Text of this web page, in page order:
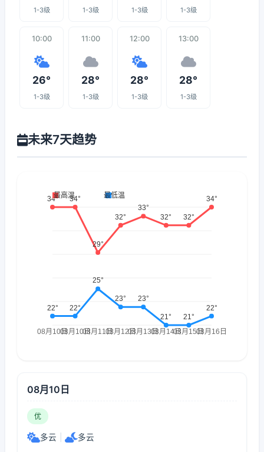
1-3级 1-3级 1-3级 1-3级
10:00
26°
1-3级
11:00
28°
1-3级
12:00
28°
1-3级
13:00
28°
1-3级
未来7天趋势
08月10日
优
多云 多云